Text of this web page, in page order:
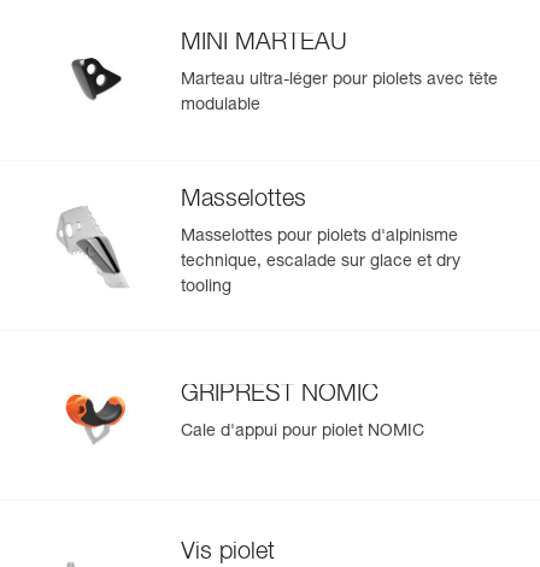
MINI MARTEAU
Marteau ultra-léger pour piolets avec tête
modulable
Masselottes
Masselottes pour piolets d'alpinisme
technique, escalade sur glace et dry
tooling
GRIPREST NOMIC
Cale d'appui pour piolet NOMIC
Vis piolet